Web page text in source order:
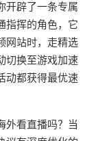
开辟了一条专属
指挥的角色，它
网站时，走精选
切换至游戏加速
动都获得最优速
外看直播吗？当